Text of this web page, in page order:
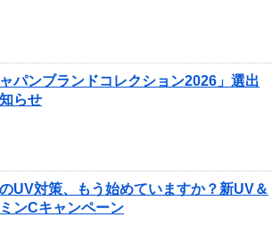
ャパンブランドコレクション2026」選出
らせ
UV対策、もう始めていますか？新UV＆
ンCキャンペーン